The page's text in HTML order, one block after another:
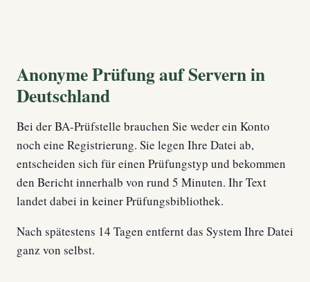
Anonyme Prüfung auf Servern in
Deutschland
Bei der BA-Prüfstelle brauchen Sie weder ein Konto
noch eine Registrierung. Sie legen Ihre Datei ab,
entscheiden sich für einen Prüfungstyp und bekommen
den Bericht innerhalb von rund 5 Minuten. Ihr Text
landet dabei in keiner Prüfungsbibliothek.
Nach spätestens 14 Tagen entfernt das System Ihre Datei
ganz von selbst.